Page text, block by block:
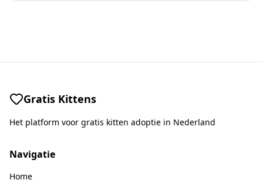
Gratis Kittens
Het platform voor gratis kitten adoptie in Nederland
Navigatie
Home